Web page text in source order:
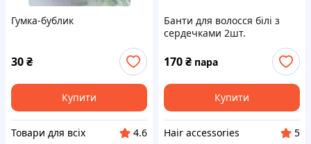
Гумка-бублик
30₴
Купити
Товари для всіх
4.6
Банти для волосся білі з
сердечками 2шт.
170₴ пара
Купити
Hair accessories
5